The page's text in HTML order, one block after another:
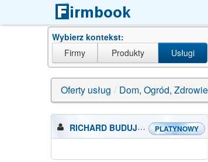
Wybierz kontekst:
Firmy
Produkty Usługi
Oferty usług / Dom, Ogród,
PLATYNOWY
RICHARD BUDUJE Ryszard Stateczny